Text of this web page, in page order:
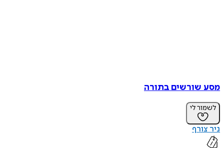
מסע שורשים בתורה
לשמור לי
ניר צורף